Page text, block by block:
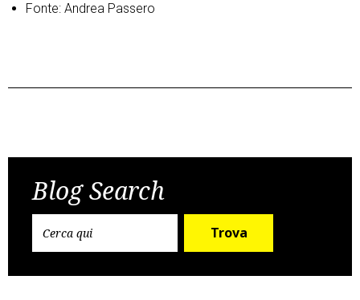
Fonte: Andrea Passero
navigation
Blog Search
Trova